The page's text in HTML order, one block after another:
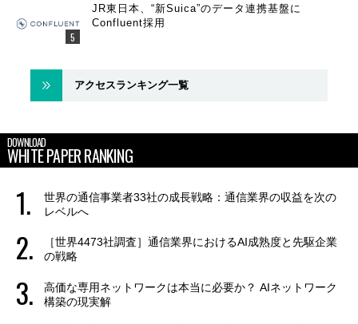
JR東日本、“新Suica”のデータ連携基盤に
Confluent採用
アクセスランキング一覧
DOWNLOAD
WHITE PAPER RANKING
世界の通信事業者33社の成長戦略：通信業界の収益を次の
レベルへ
［世界4473社調査］通信業界におけるAI成熟度と先駆企業
の戦略
高価な専用ネットワークは本当に必要か？ AIネットワーク
構築の現実解